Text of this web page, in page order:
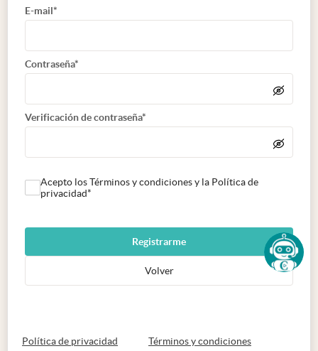
E-mail*
Contraseña*
Verificación de contraseña*
Acepto los Términos y condiciones y la Política de
privacidad*
Registrarme
Volver
Política de privacidad abre en nueva pestaña
Términos y condicionesabre en nueva